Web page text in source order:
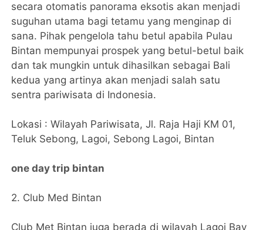
secara otomatis panorama eksotis akan menjadi
suguhan utama bagi tetamu yang menginap di
sana. Pihak pengelola tahu betul apabila Pulau
Bintan mempunyai prospek yang betul-betul baik
dan tak mungkin untuk dihasilkan sebagai Bali
kedua yang artinya akan menjadi salah satu
sentra pariwisata di Indonesia.
Lokasi : Wilayah Pariwisata, Jl. Raja Haji KM 01,
Teluk Sebong, Lagoi, Sebong Lagoi, Bintan
one day trip bintan
2. Club Med Bintan
Club Met Bintan juga berada di wilayah Lagoi Bay